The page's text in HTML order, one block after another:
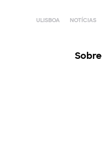
ULISBOA NOTÍCIAS
Sobre